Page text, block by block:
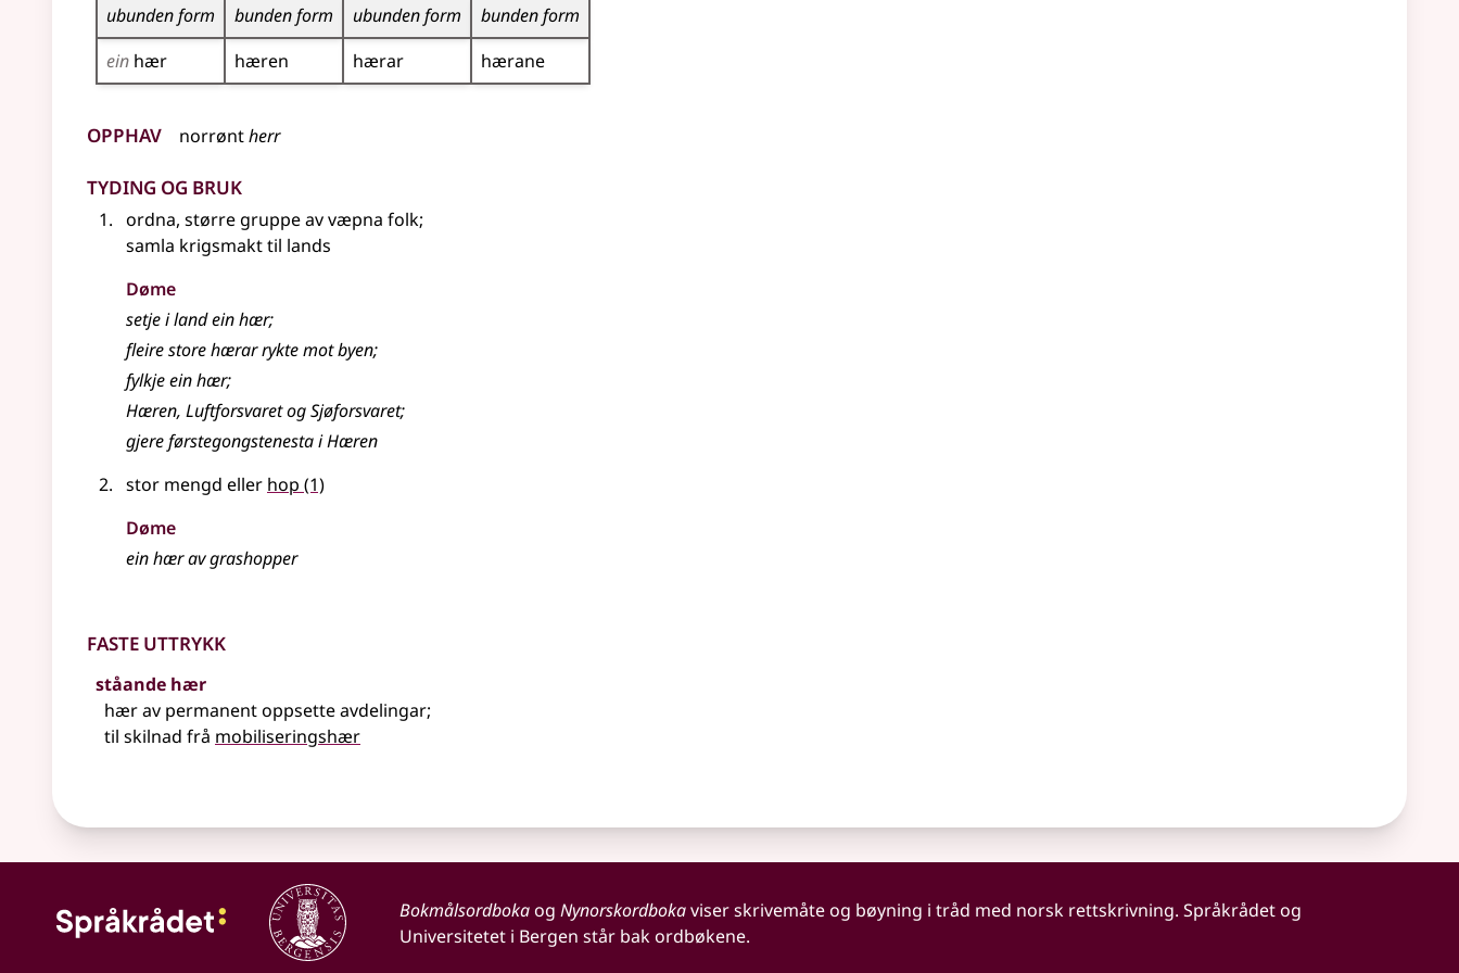
ubunden form
bunden form ubunden form
bunden form
ein hær hæren hærar hærane
Opphav norrøntherr
Tyding og bruk
ordna, større gruppe av væpna folk;
samla krigsmakt til lands
Døme
setje i land einhær;
fleire storehærarrykte mot byen;
fylkje einhær;
Hæren, Luftforsvaret og Sjøforsvaret;
gjere førstegongstenesta i Hæren
stor mengd eller hop (1)
Døme
einhærav grashopper
Faste uttrykk
ståande hær
hær av permanent oppsette avdelingar;
til skilnad frå mobiliseringshær
Bokmålsordbokaog Nynorskordbokaviser skrivemåte og bøyning i tråd med norsk rettskrivning. Språkrådet og
Universitetet i Bergen står bak ordbøkene.